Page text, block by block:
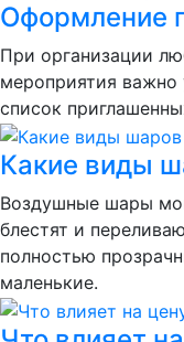
Оформление
При организации
мероприятия
список
Какие виды
Воздушные шары
блестят и
полностью
маленькие.